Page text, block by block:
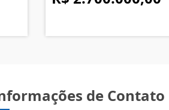
de Contato